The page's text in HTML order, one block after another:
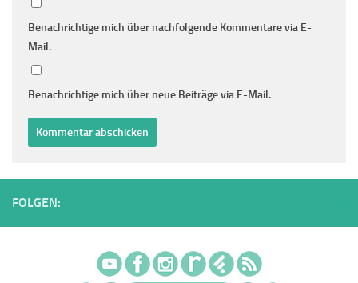
Benachrichtige mich über nachfolgende Kommentare via E-
Mail.
Benachrichtige mich über neue Beiträge via E-Mail.
FOLGEN: